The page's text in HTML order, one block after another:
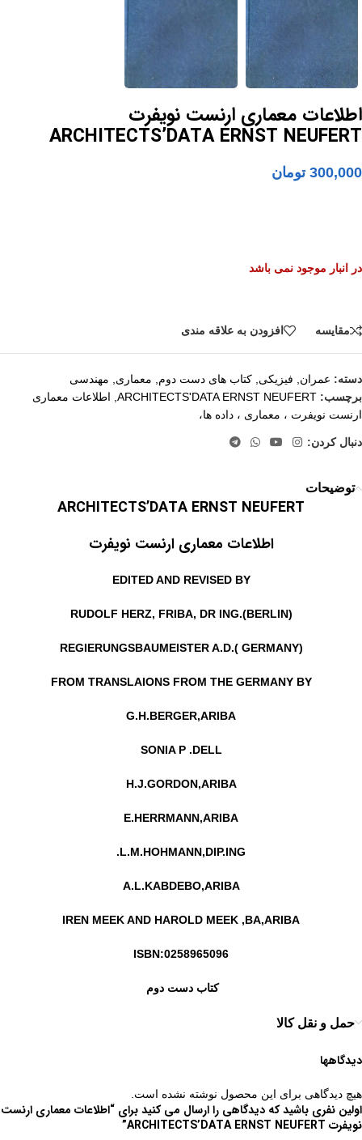
اطلاعات معماری ارنست نویفرت
ARCHITECTS’DATA ERNST NEUFERT
300,000 تومان
در انبار موجود نمی باشد
مقايسه افزودن به علاقه مندی
دسته: عمران فیزیکی کتاب های دست دوم معماری
مهندسی
برچسب: ARCHITECTS'DATA ERNST NEUFERT اطلاعات معماری
ارنست نویفرت ، معماری ، داده ها،
دنبال کردن:
توضیحات
ARCHITECTS’DATA ERNST NEUFERT
اطلاعات معماری ارنست نویفرت
EDITED AND REVISED BY
RUDOLF HERZ, FRIBA, DR ING.(BERLIN)
REGIERUNGSBAUMEISTER A.D.( GERMANY)
FROM TRANSLAIONS FROM THE GERMANY BY
G.H.BERGER,ARIBA
SONIA P .DELL
H.J.GORDON,ARIBA
E.HERRMANN,ARIBA
L.M.HOHMANN,DIP.ING.
A.L.KABDEBO,ARIBA
IREN MEEK AND HAROLD MEEK ,BA,ARIBA
ISBN:0258965096
کتاب دست دوم
حمل و نقل کالا
دیدگاهها
هیچ دیدگاهی برای این محصول نوشته نشده است.
اولین نفری باشید که دیدگاهی را ارسال می کنید برای “اطلاعات معماری ارنست
نویفرت ARCHITECTS’DATA ERNST NEUFERT”